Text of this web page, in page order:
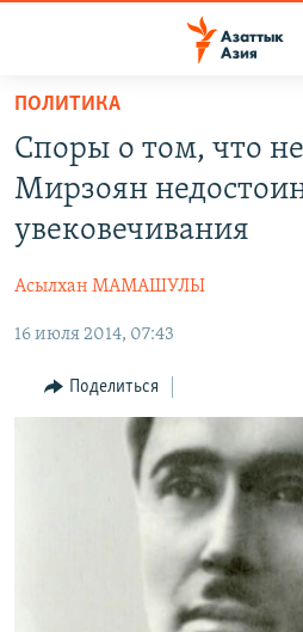
Вернуться
основному
содержанию
Вернутся
главной
Вернутся
поиску
КАЗАХСТАН
НОВОСТИ
ВОЙНА В УКРАИНЕ
КЫРГЫЗЧА
ЎЗБЕКЧА
Все сайты РСЕ/РС
ПОЛИТИКА
Споры о том, что
Мирзоян
увековечивания
Асылхан МАМАШУЛЫ
16 июля 2014, 07:43
Поделиться